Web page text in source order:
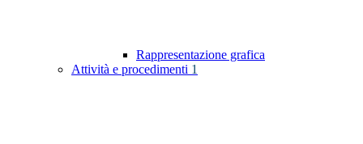
Rappresentazione grafica
Attività e procedimenti 1